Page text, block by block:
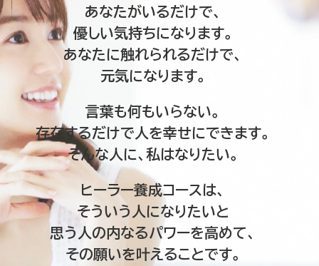
あなたがいるだけで、
優しい気持ちになります。
あなたに触れられるだけで、
元気になります。
言葉も何もいらない。
存在するだけで人を幸せにできます。
そんな人に、私はなりたい。
ヒーラー養成コースは、
そういう人になりたいと
思う人の内なるパワーを高めて、
その願いを叶えることです。